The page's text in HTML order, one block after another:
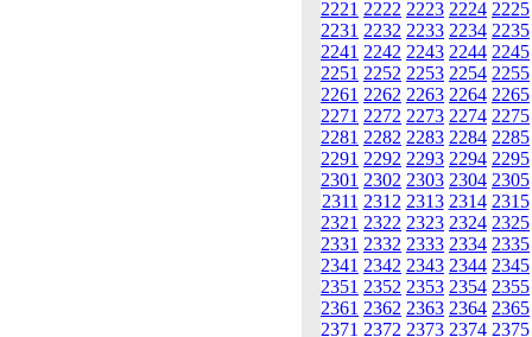
2221 2222 2223 2224 2225
2231 2232 2233 2234 2235
2241 2242 2243 2244 2245
2251 2252 2253 2254 2255
2261 2262 2263 2264 2265
2271 2272 2273 2274 2275
2281 2282 2283 2284 2285
2291 2292 2293 2294 2295
2301 2302 2303 2304 2305
2311 2312 2313 2314 2315
2321 2322 2323 2324 2325
2331 2332 2333 2334 2335
2341 2342 2343 2344 2345
2351 2352 2353 2354 2355
2361 2362 2363 2364 2365
2371 2372 2373 2374 2375